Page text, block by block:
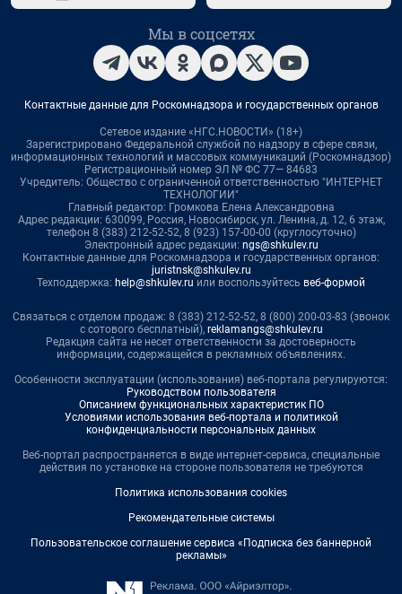
Мы в соцсетях
Контактные данные для Роскомнадзора и государственных органов
Сетевое издание «НГС.НОВОСТИ» (18+)
Зарегистрировано Федеральной службой по надзору в сфере связи,
информационных технологий и массовых коммуникаций (Роскомнадзор)
Регистрационный номер ЭЛ № ФС 77— 84683
Учредитель: Общество с ограниченной ответственностью "ИНТЕРНЕТ
ТЕХНОЛОГИИ"
Главный редактор: Громкова Елена Александровна
Адрес редакции: 630099, Россия, Новосибирск, ул. Ленина, д. 12, 6 этаж,
телефон 8 (383) 212-52-52, 8 (923) 157-00-00 (круглосуточно)
Электронный адрес редакции: ngs@shkulev.ru
Контактные данные для Роскомнадзора и государственных органов:
juristnsk@shkulev.ru
Техподдержка: help@shkulev.ru или воспользуйтесь веб-формой
Связаться с отделом продаж: 8 (383) 212-52-52, 8 (800) 200-03-83 (звонок
с сотового бесплатный), reklamangs@shkulev.ru
Редакция сайта не несет ответственности за достоверность
информации, содержащейся в рекламных объявлениях.
Особенности эксплуатации (использования) веб-портала регулируются:
Руководством пользователя
Описанием функциональных характеристик ПО
Условиями использования веб-портала и политикой
конфиденциальности персональных данных
Веб-портал распространяется в виде интернет-сервиса, специальные
действия по установке на стороне пользователя не требуются
Политика использования cookies
Рекомендательные системы
Пользовательское соглашение сервиса «Подписка без баннерной
рекламы»